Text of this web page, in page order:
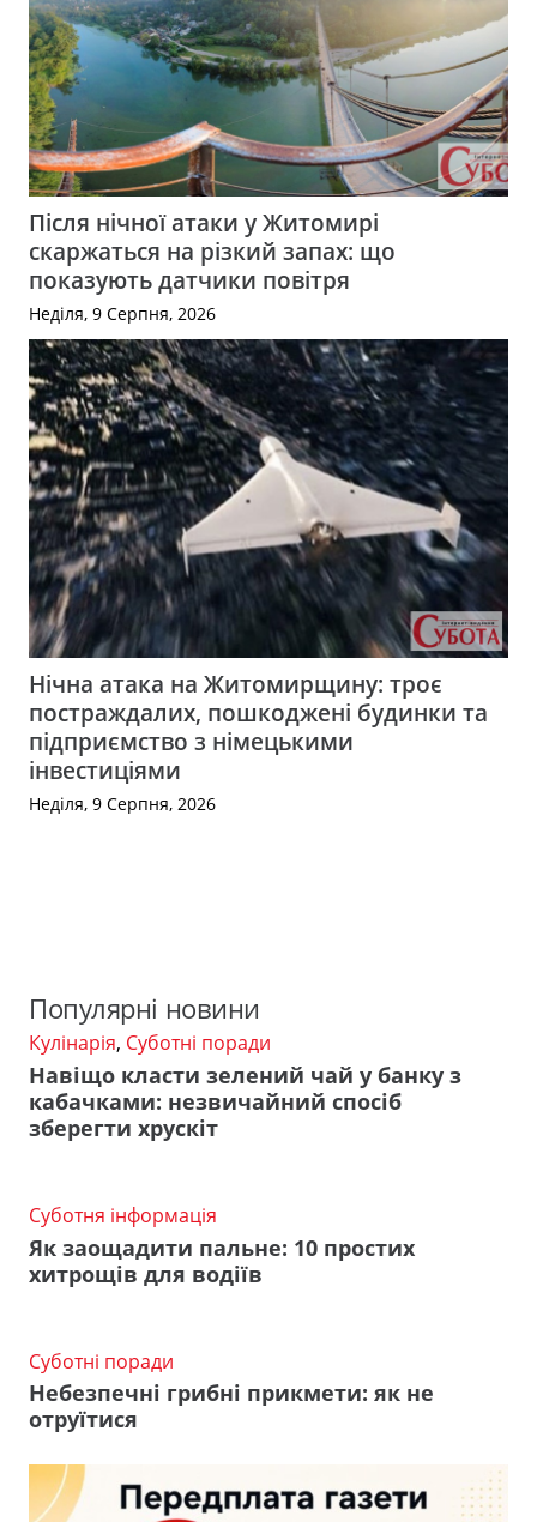
Після нічної атаки у Житомирі
скаржаться на різкий запах: що
показують датчики повітря
Неділя, 9 Серпня, 2026
Нічна атака на Житомирщину: троє
постраждалих, пошкоджені будинки та
підприємство з німецькими
інвестиціями
Неділя, 9 Серпня, 2026
Популярні новини
Кулінарія, Суботні поради
Навіщо класти зелений чай у банку з
кабачками: незвичайний спосіб
зберегти хрускіт
Суботня інформація
Як заощадити пальне: 10 простих
хитрощів для водіїв
Суботні поради
Небезпечні грибні прикмети: як не
отруїтися